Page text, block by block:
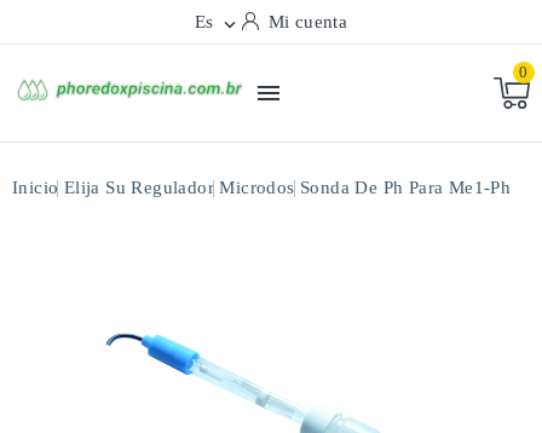
Es  Mi cuenta

0
Inicio Elija Su Regulador Microdos Sonda De Ph Para Me1-Ph